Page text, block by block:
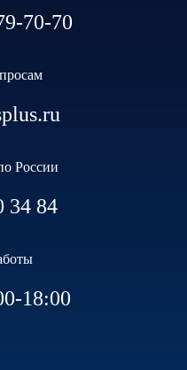
70-70
России
34 84
18:00